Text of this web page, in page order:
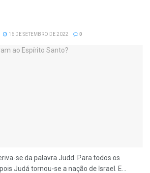
16 DE SETEMBRO DE 2022 0
se da palavra Judd. Para todos os
Judá tornou-se a nação de Israel. E...